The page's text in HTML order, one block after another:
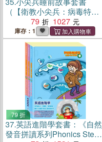
（【衛教小尖兵：病毒特攻
隊＋勇闖流感異世界＋過敏
大魔王】＋【晚安故事：青
蛙王子＋金斧與銀斧＋阿里
巴巴與四十大盜】）
79 1027
庫存：1
79 折
37.英語進階學套書：《自然
發音拼讀系列Phonics Step-